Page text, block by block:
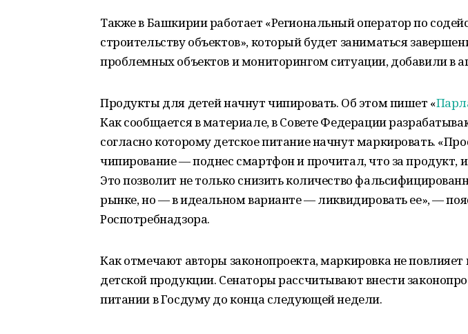
Также в Башкирии работает «Региональный оператор по
строительству объектов», который будет заниматься
проблемных объектов и мониторингом ситуации, добавили в
Продукты для детей начнут чипировать. Об этом пишет «
Как сообщается в материале, в Совете Федерации
согласно которому детское питание начнут маркировать.
чипирование — поднес смартфон и прочитал, что за продукт,
Это позволит не только снизить количество
рынке, но — в идеальном варианте — ликвидировать ее», —
Роспотребнадзора.
Как отмечают авторы законопроекта, маркировка не повлияет
детской продукции. Сенаторы рассчитывают внести
питании в Госдуму до конца следующей недели.